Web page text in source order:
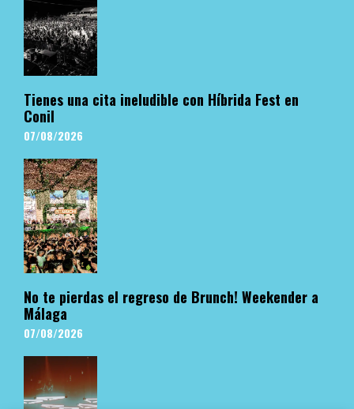
Tienes una cita ineludible con Híbrida Fest en
Conil
07/08/2026
No te pierdas el regreso de Brunch! Weekender a
Málaga
07/08/2026